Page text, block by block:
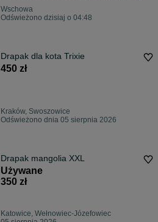
Wschowa
Odświeżono dzisiaj o 04:48
Drapak dla kota Trixie
450 zł
Kraków, Swoszowice
Odświeżono dnia 05 sierpnia 2026
Drapak mangolia XXL
Używane
350 zł
Katowice, Wełnowiec-Józefowiec